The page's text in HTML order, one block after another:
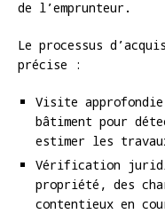
de l’emprunteur.
Le processus
précise :
Visite
bâtiment pour
estimer les
Vérification
propriété, des
contentieux en